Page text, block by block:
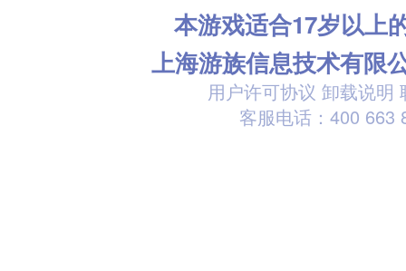
本游戏适合17岁以上
上海游族信息技术有限
用户许可协议 卸载说明
客服电话：400 663